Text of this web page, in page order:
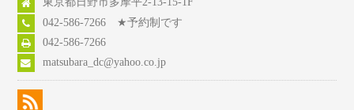
042-586-7266 ★予約制です
042-586-7266
matsubara_dc@yahoo.co.jp